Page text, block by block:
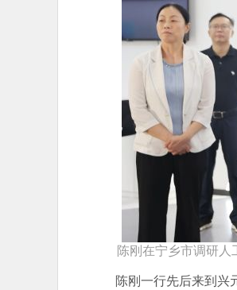
陈刚在宁乡市调研
陈刚一行先后来到兴